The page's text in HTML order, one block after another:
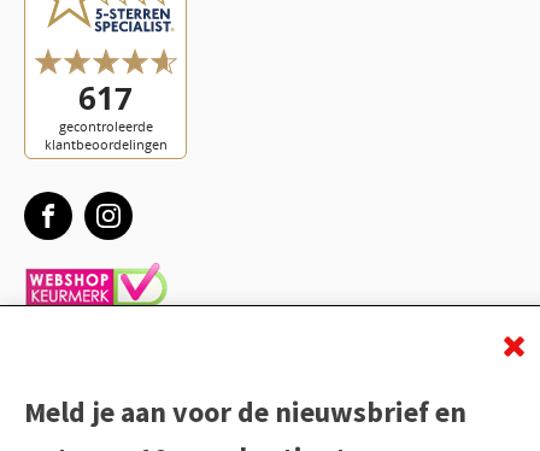
Meld je aan voor de nieuwsbrief en